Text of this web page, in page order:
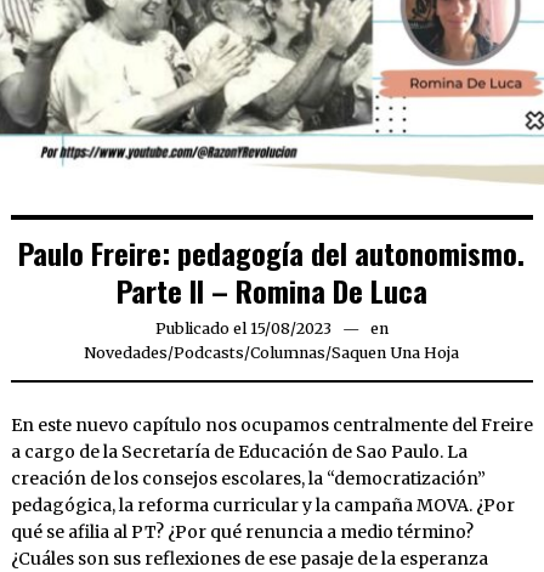
Paulo Freire: pedagogía del autonomismo.
Parte II – Romina De Luca
Publicado el 15/08/2023 18/09/2023
en
Novedades/Podcasts/Columnas/Saquen Una Hoja
En este nuevo capítulo nos ocupamos centralmente del Freire
a cargo de la Secretaría de Educación de Sao Paulo. La
creación de los consejos escolares, la “democratización”
pedagógica, la reforma curricular y la campaña MOVA. ¿Por
qué se afilia al PT? ¿Por qué renuncia a medio término?
¿Cuáles son sus reflexiones de ese pasaje de la esperanza